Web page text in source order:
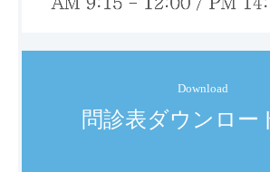
Download
問診表ダウンロー